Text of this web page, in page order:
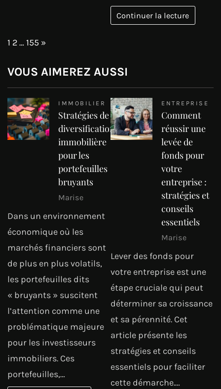
Continuer la lecture
Page:
1 2…155 Next
»
VOUS AIMEREZ AUSSI
IMMOBILIER
Stratégies de
diversification
immobilière
pour les
portefeuilles
bruyants
Marise
Dans un environnement
économique où les
marchés financiers sont
de plus en plus volatils,
les portefeuilles dits
« bruyants » suscitent
l’attention comme une
problématique majeure
pour les investisseurs
immobiliers. Ces
portefeuilles,…
ENTREPRISE
Comment
réussir une
levée de
fonds pour
votre
entreprise :
stratégies et
conseils
essentiels
Marise
Lever des fonds pour
votre entreprise est une
étape cruciale qui peut
déterminer sa croissance
et sa pérennité. Cet
article présente les
stratégies et conseils
essentiels pour faciliter
cette démarche.…